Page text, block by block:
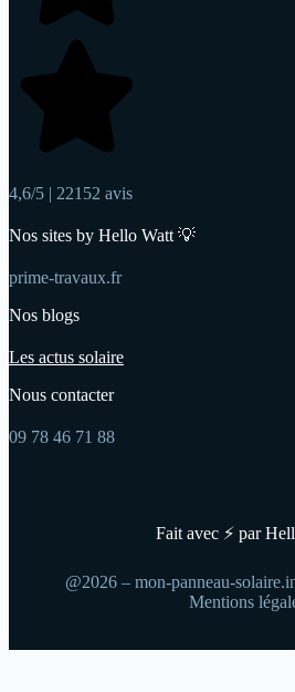
4,6/5 | 22152 avis
Nos sites by Hello Watt 💡
prime-travaux.fr
Nos blogs
Les actus solaire
Nous contacter
09 78 46 71 88
Fait avec ⚡ par
@2026 – mon-panneau-
Mentions